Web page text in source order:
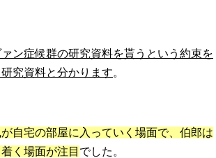
ン症候群の研究資料を貰うという約束を
究資料と分かります。
自宅の部屋に入っていく場面で、伯郎は
く場面が注目 でした。